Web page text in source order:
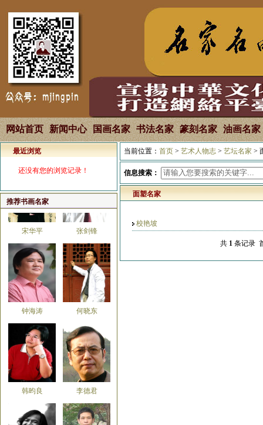
网站首页 新闻中心 国画名家 书法名家 篆刻名家 油画名家
最近浏览
还没有您的浏览记录！
推荐书画名家
马国强
张良 韩雄平
宋华平 张剑锋
钟海涛 何晓东
韩昀良 李德君
当前位置： 首页 > 艺术人物志 > 艺坛名家 >
信息搜索：
面塑名家
校艳坡
共 1 条记录